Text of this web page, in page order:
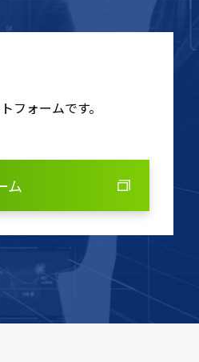
フォームです。
ム